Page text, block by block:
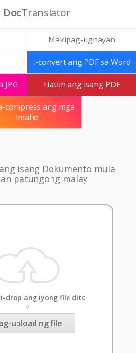
DocTranslator
Makipag-ugnayan
I-convert ang PDF sa Word
JPG Hatiin ang isang PDF
compress ang mga
Imahe
isang Dokumento mula
patungong malay
drop ang iyong file dito
o
upload ng file